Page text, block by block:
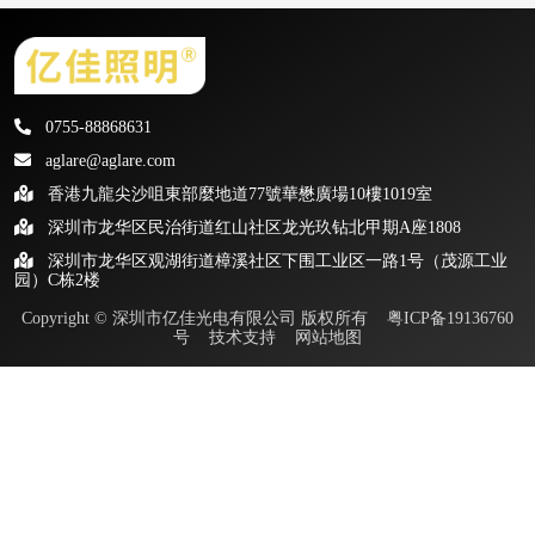
0755-88868631
aglare@aglare.com
香港九龍尖沙咀東部麼地道77號華懋廣場10樓1019室
深圳市龙华区民治街道红山社区龙光玖钻北甲期A座1808
深圳市龙华区观湖街道樟溪社区下围工业区一路1号（茂源工业
园）C栋2楼
Copyright © 深圳市亿佳光电有限公司 版权所有
粤ICP备19136760
号
技术支持 网站地图